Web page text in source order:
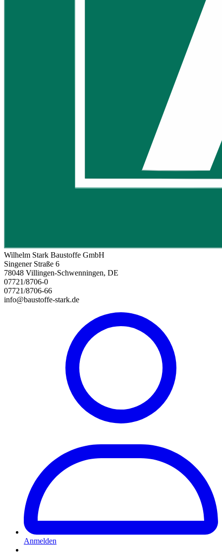
Wilhelm Stark Baustoffe GmbH
Singener Straße 6
78048 Villingen-Schwenningen, DE
07721/8706-0
07721/8706-66
info@baustoffe-stark.de
Anmelden